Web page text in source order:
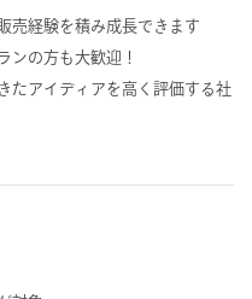
売経験を積み成長できます
の方も大歓迎！
たアイディアを高く評価する社